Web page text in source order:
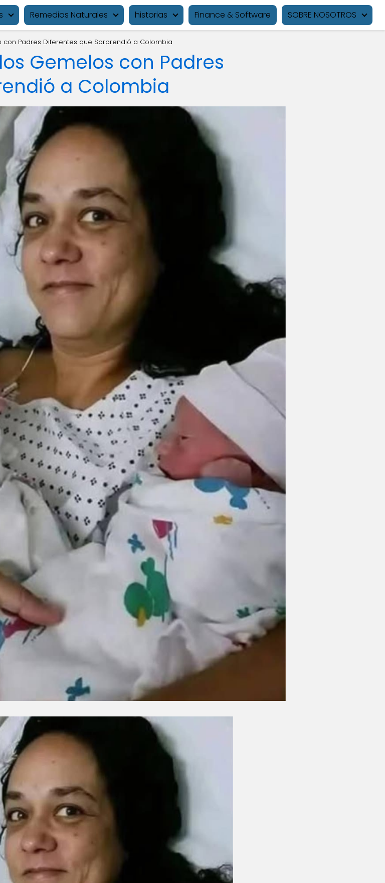
Remedios Naturales historias Finance & Software SOBRE NOSOTROS
con Padres Diferentes que Sorprendió a Colombia
Gemelos con Padres
a Colombia